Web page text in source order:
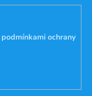
podmínkami ochrany